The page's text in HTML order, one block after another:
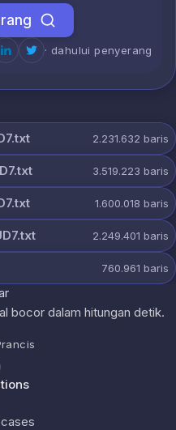
· dahului penyerang
2.231.632 baris
3.519.223 baris
1.600.018 baris
2.249.401 baris
760.961 baris
bocor dalam hitungan detik.